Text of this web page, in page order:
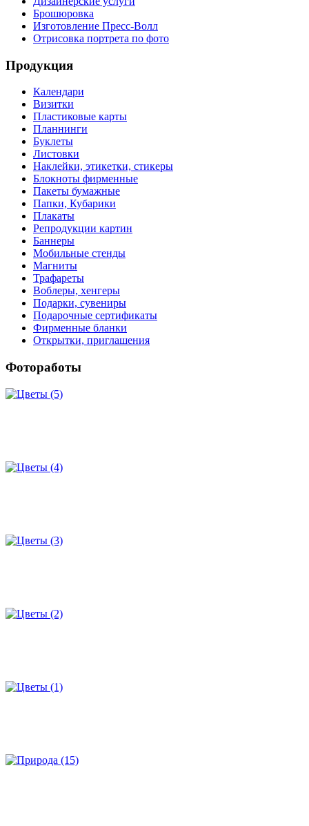
Брошюровка
Изготовление Пресс-Волл
Отрисовка портрета по фото
Продукция
Календари
Визитки
Пластиковые карты
Планнинги
Буклеты
Листовки
Наклейки, этикетки, стикеры
Блокноты фирменные
Пакеты бумажные
Папки, Кубарики
Плакаты
Репродукции картин
Баннеры
Мобильные стенды
Магниты
Трафареты
Воблеры, хенгеры
Подарки, сувениры
Подарочные сертификаты
Фирменные бланки
Открытки, приглашения
Фотоработы